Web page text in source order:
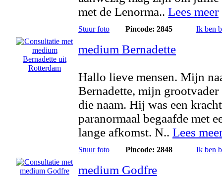
met de Lenorma.. Lees meer
Stuur foto Pincode: 2845 Ik ben
medium Bernadette
Hallo lieve mensen. Mijn
Bernadette, mijn grootvader
die naam. Hij was een
paranormaal begaafde met
lange afkomst. N.. Lees
Stuur foto Pincode: 2848 Ik ben
medium Godfre